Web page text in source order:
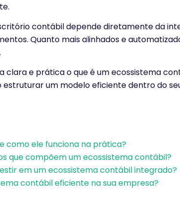
contábil depende diretamente da
Quanto mais alinhados e
clara e prática o que é um ecossistema
um modelo eficiente dentro do
como ele funciona na prática?
que compõem um ecossistema contábil?
em um ecossistema contábil integrado?
contábil eficiente na sua empresa?